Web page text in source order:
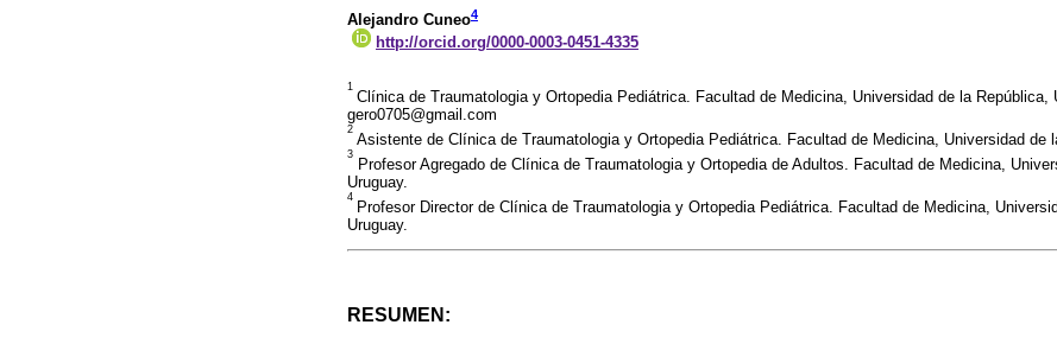
Alejandro Cuneo4
http://orcid.org/0000-0003-0451-4335
1
Clínica de Traumatologia y Ortopedia Pediátrica. Facultad de Medicina, Universidad de la República,
gero0705@gmail.com
2
Asistente de Clínica de Traumatologia y Ortopedia Pediátrica. Facultad de Medicina, Universidad de
3
Profesor Agregado de Clínica de Traumatologia y Ortopedia de Adultos. Facultad de Medicina,
Uruguay.
4
Profesor Director de Clínica de Traumatologia y Ortopedia Pediátrica. Facultad de Medicina,
Uruguay.
RESUMEN: